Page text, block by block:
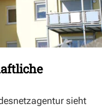
sieht